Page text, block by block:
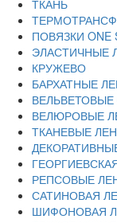
ТКАНЬ
ПОВЯЗКИ ONE
ЭЛАСТИЧНЫЕ
КРУЖЕВО
БАРХАТНЫЕ
ВЕЛЮРОВЫЕ
ТКАНЕВЫЕ
РЕПСОВЫЕ
САТИНОВАЯ
ШИФОНОВАЯ